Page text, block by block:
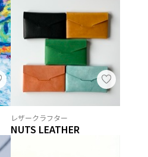
レザークラフター
NUTS LEATHER